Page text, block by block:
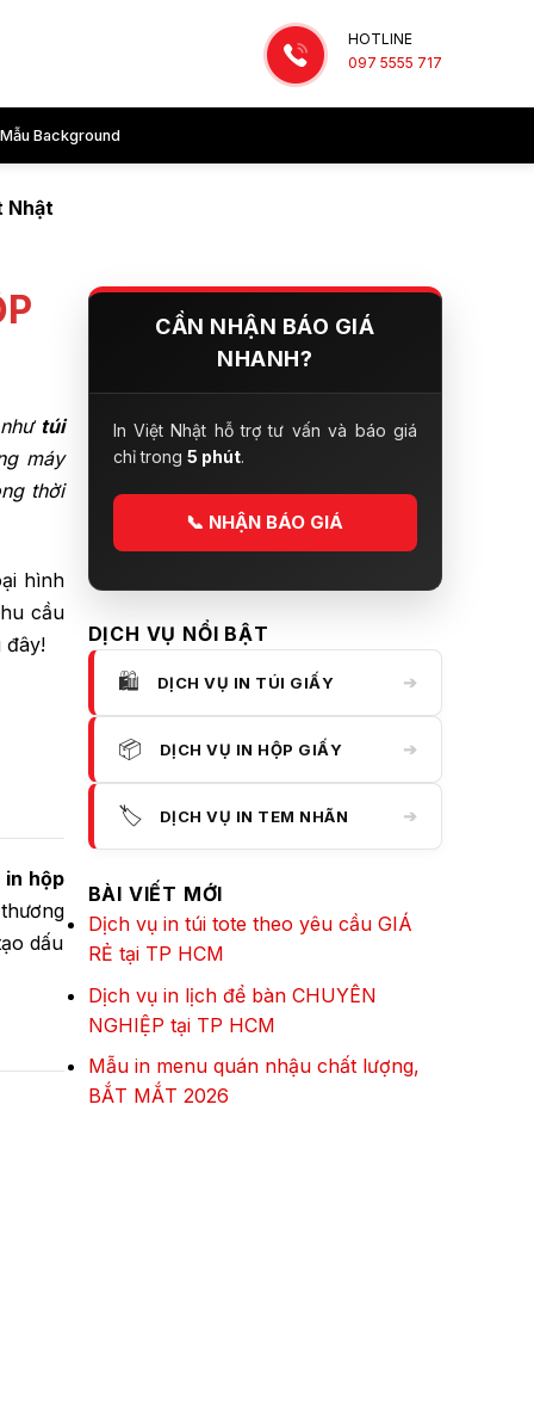
HOTLINE
097 5555 717
Mẫu Background
Nhật
túi
máy
thời
hình
cầu
đây!
in hộp
dấu
CẦN NHẬN BÁO GIÁ
NHANH?
In Việt Nhật hỗ trợ tư vấn và báo giá
chỉ trong 5 phút.
📞 NHẬN BÁO GIÁ
DỊCH VỤ NỔI BẬT
🛍️ DỊCH VỤ IN TÚI GIẤY ➔
📦 DỊCH VỤ IN HỘP GIẤY ➔
🏷️ DỊCH VỤ IN TEM NHÃN ➔
BÀI VIẾT MỚI
Dịch vụ in túi tote theo yêu cầu GIÁ
RẺ tại TP HCM
Dịch vụ in lịch để bàn CHUYÊN
NGHIỆP tại TP HCM
Mẫu in menu quán nhậu chất lượng,
BẮT MẮT 2026